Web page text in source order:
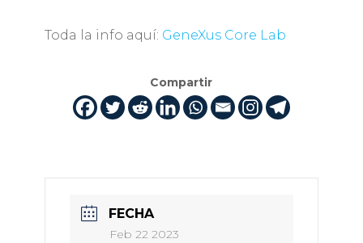
Toda la info aquí: GeneXus Core Lab
Compartir
FECHA
Feb 22 2023